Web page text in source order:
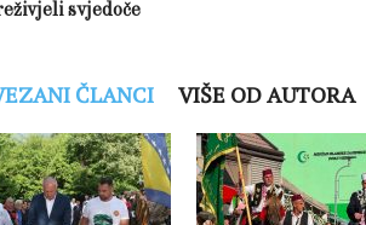
svjedoče
ČLANCI VIŠE OD AUTORA